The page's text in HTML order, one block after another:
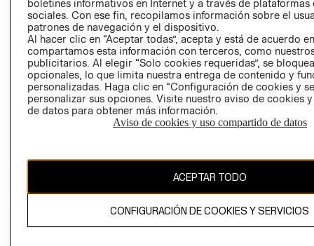
GIFT CARD
COOKIES
CAMBIAR REGIÓN
El contenido de esta página web está protegido por copyright y es
boletines informativos en Internet y a través de plataformas
sociales. Con ese fin, recopilamos información sobre el
patrones de navegación y el dispositivo.
Al hacer clic en “Aceptar todas”, acepta y está de acuerdo
compartamos esta información con terceros, como
publicitarios. Al elegir “Solo cookies requeridas”, se
opcionales, lo que limita nuestra entrega de contenido y
personalizadas. Haga clic en “Configuración de cookies y
personalizar sus opciones. Visite nuestro aviso de cookies
de datos para obtener más información.
Aviso de cookies y uso compartido de datos
ACEPTAR TODO
CONFIGURACIÓN DE COOKIES Y SERVICIOS